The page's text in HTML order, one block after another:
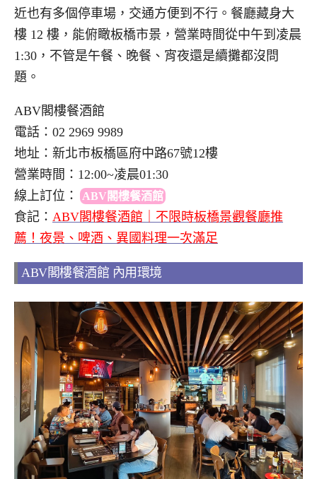
近也有多個停車場，交通方便到不行。餐廳藏身大
樓 12 樓，能俯瞰板橋市景，營業時間從中午到凌晨
1:30，不管是午餐、晚餐、宵夜還是續攤都沒問
題。
ABV閣樓餐酒館
電話：02 2969 9989
地址：新北市板橋區府中路67號12樓
營業時間：12:00~凌晨01:30
線上訂位 ： ABV閣樓餐酒館
食記： ABV閣樓餐酒館｜不限時板橋景觀餐廳推
薦！夜景、啤酒、異國料理一次滿足
ABV閣樓餐酒館 內用環境